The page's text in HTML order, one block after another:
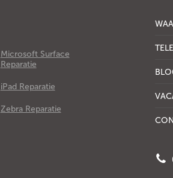
Microsoft Surface
Reparatie
iPad Reparatie
Zebra Reparatie